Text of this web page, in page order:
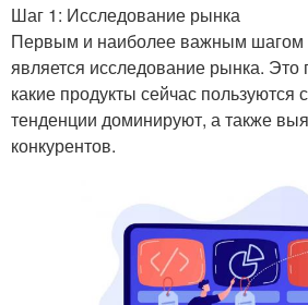
Шаг 1: Исследование рынка
Первым и наиболее важным шагом
является исследование рынка. Это
какие продукты сейчас пользуются
тенденции доминируют, а также
конкурентов.